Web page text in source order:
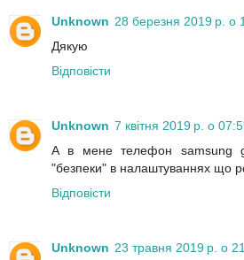
Unknown 28 березня 2019 р. о
Дякую
Відповісти
Unknown 7 квітня 2019 р. о
А в мене телефон samsung
"безпеки" в налаштуваннях що
Відповісти
Unknown 23 травня 2019 р. о